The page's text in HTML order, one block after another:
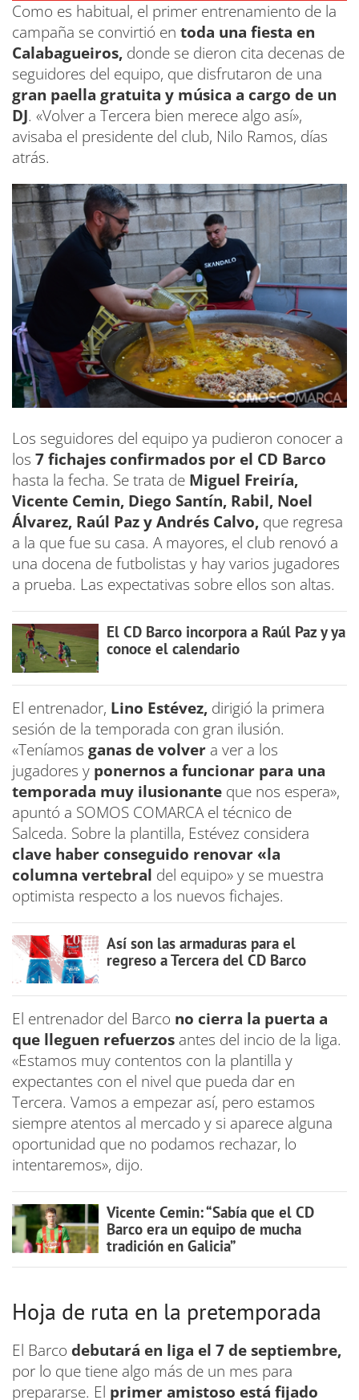
Como es habitual, el primer entrenamiento de la
campaña se convirtió en toda una fiesta en
Calabagueiros, donde se dieron cita decenas de
seguidores del equipo, que disfrutaron de una
gran paella gratuita y música a cargo de un
DJ. «Volver a Tercera bien merece algo así»,
avisaba el presidente del club, Nilo Ramos, días
atrás.
Los seguidores del equipo ya pudieron conocer a
los 7 fichajes confirmados por el CD Barco
hasta la fecha. Se trata de Miguel Freiría,
Vicente Cemin, Diego Santín, Rabil, Noel
Álvarez, Raúl Paz y Andrés Calvo, que regresa
a la que fue su casa. A mayores, el club renovó a
una docena de futbolistas y hay varios jugadores
a prueba. Las expectativas sobre ellos son altas.
El CD Barco incorpora a Raúl Paz y ya
conoce el calendario
El entrenador, Lino Estévez, dirigió la primera
sesión de la temporada con gran ilusión.
«Teníamos ganas de volver a ver a los
jugadores y ponernos a funcionar para una
temporada muy ilusionante que nos espera»,
apuntó a SOMOS COMARCA el técnico de
Salceda. Sobre la plantilla, Estévez considera
clave haber conseguido renovar «la
columna vertebral del equipo» y se muestra
optimista respecto a los nuevos fichajes.
Así son las armaduras para el
regreso a Tercera del CD Barco
El entrenador del Barco no cierra la puerta a
que lleguen refuerzos antes del incio de la liga.
«Estamos muy contentos con la plantilla y
expectantes con el nivel que pueda dar en
Tercera. Vamos a empezar así, pero estamos
siempre atentos al mercado y si aparece alguna
oportunidad que no podamos rechazar, lo
intentaremos», dijo.
Vicente Cemin: “Sabía que el CD
Barco era un equipo de mucha
tradición en Galicia”
Hoja de ruta en la pretemporada
El Barco debutará en liga el 7 de septiembre,
por lo que tiene algo más de un mes para
prepararse. El primer amistoso está fijado